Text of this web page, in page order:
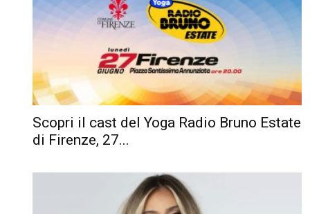
Scopri il cast del Yoga Radio Bruno Estate
di Firenze, 27...